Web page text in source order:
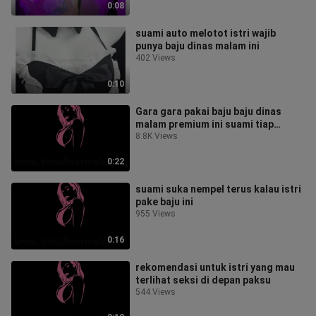
0:08
0:10
suami auto melotot istri wajib
punya baju dinas malam ini
402 Views
0:22
Gara gara pakai baju baju dinas
malam premium ini suami tiap
malam minta jatah terus
8.8K Views
0:16
suami suka nempel terus kalau istri
pake baju ini
955 Views
rekomendasi untuk istri yang mau
terlihat seksi di depan paksu
544 Views